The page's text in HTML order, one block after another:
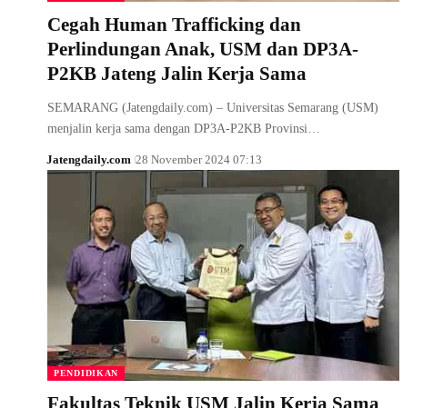
Cegah Human Trafficking dan
Perlindungan Anak, USM dan DP3A-
P2KB Jateng Jalin Kerja Sama
SEMARANG (Jatengdaily.com) – Universitas Semarang (USM)
menjalin kerja sama dengan DP3A-P2KB Provinsi…
Jatengdaily.com 28 November 2024 07:13
PENDIDIKAN
Fakultas Teknik USM Jalin Kerja Sama